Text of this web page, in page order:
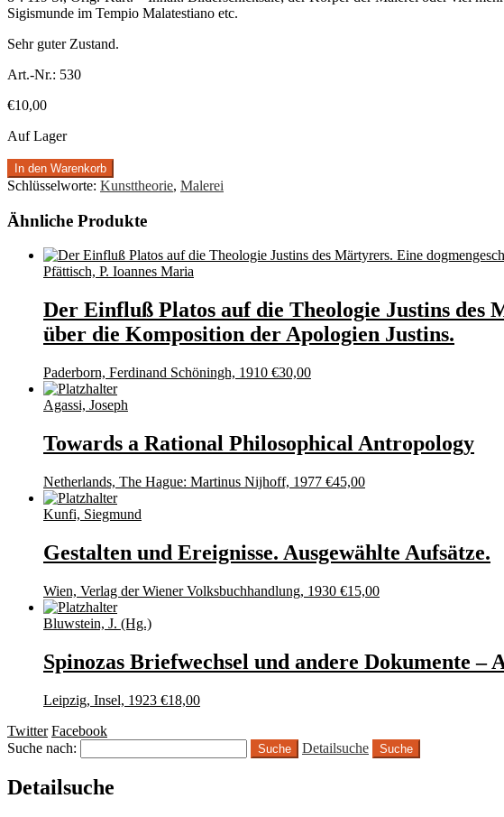
Sigismunde im Tempio Malatestiano etc.
Sehr guter Zustand.
Art.-Nr.: 530
€10,00
Auf Lager
In den Warenkorb
Schlüsselworte: Kunsttheorie, Malerei
Ähnliche Produkte
Pfättisch, P. Ioannes Maria
Der Einfluß Platos auf die Theologie Justins des
über die Komposition der Apologien Justins.
Paderborn, Ferdinand Schöningh, 1910 €30,00
Agassi, Joseph
Towards a Rational Philosophical Antropology
Netherlands, The Hague: Martinus Nijhoff, 1977 €45,00
Kunfi, Siegmund
Gestalten und Ereignisse. Ausgewählte Aufsätze.
Wien, Verlag der Wiener Volksbuchhandlung, 1930 €15,00
Bluwstein, J. (Hg.)
Spinozas Briefwechsel und andere Dokumente
Leipzig, Insel, 1923 €18,00
Twitter Facebook
Suche nach:
Detailsuche Suche
Detailsuche